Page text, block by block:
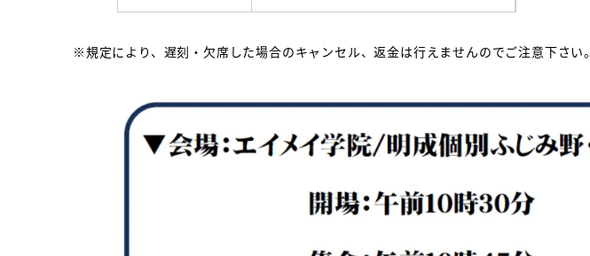
※規定により、遅刻・欠席した場合のキャンセル、返金は行えませんのでご注意下さい。